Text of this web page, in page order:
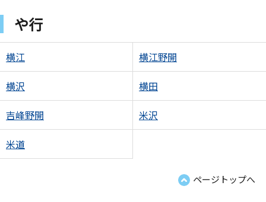
や行
横江 横江野開
横沢 横田
吉峰野開 米沢
米道
ページトップへ